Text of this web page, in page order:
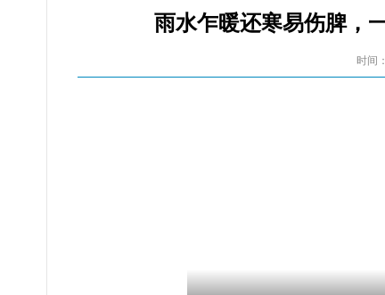
雨水乍暖还寒易伤脾，
时间